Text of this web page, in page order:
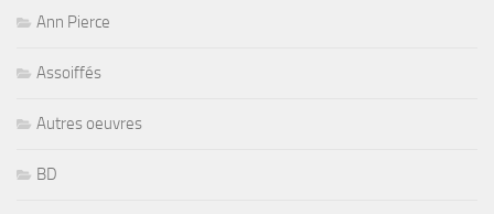
Ann Pierce
Assoiffés
Autres oeuvres
BD